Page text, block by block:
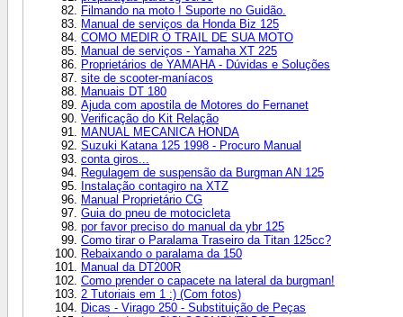
Filmando na moto ! Suporte no Guidão.
Manual de serviços da Honda Biz 125
COMO MEDIR O TRAIL DE SUA MOTO
Manual de serviços - Yamaha XT 225
Proprietários de YAMAHA - Dúvidas e Soluções
site de scooter-maníacos
Manuais DT 180
Ajuda com apostila de Motores do Fernanet
Verificação do Kit Relação
MANUAL MECANICA HONDA
Suzuki Katana 125 1998 - Procuro Manual
conta giros...
Regulagem de suspensão da Burgman AN 125
Instalação contagiro na XTZ
Manual Proprietário CG
Guia do pneu de motocicleta
por favor preciso do manual da ybr 125
Como tirar o Paralama Traseiro da Titan 125cc?
Rebaixando o paralama da 150
Manual da DT200R
Como prender o capacete na lateral da burgman!
2 Tutoriais em 1 :) (Com fotos)
Dicas - Virago 250 - Substituição de Peças